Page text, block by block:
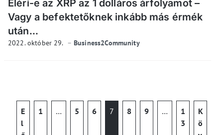
Eléri-e az XRP az 1 dolláros árfolyamot –
Vagy a befektetőknek inkább más érmék
után...
2022. október 29. Business2Community
E
l
1 … 5 6 7 8 9 …
1
3
K
ö